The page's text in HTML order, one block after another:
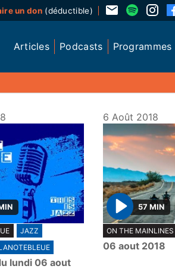
un don(déductible)
Articles Podcasts Programmes
JAZZ
lundi 06 aout
6 Août 2018
P
l
a
57 MIN
ON THE MAINLINES
06 aout 2018